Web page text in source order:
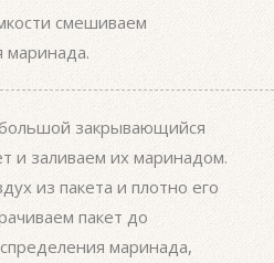
смешиваем
маринада.
закрывающийся
и заливаем их маринадом.
из пакета и плотно его
пакет до
маринада,